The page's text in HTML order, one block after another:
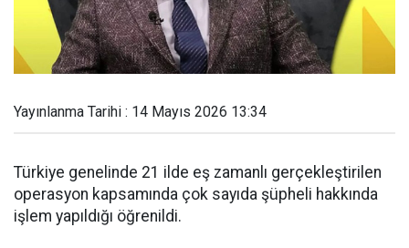
Yayınlanma Tarihi : 14 Mayıs 2026 13:34
Türkiye genelinde 21 ilde eş zamanlı gerçekleştirilen
operasyon kapsamında çok sayıda şüpheli hakkında
işlem yapıldığı öğrenildi.